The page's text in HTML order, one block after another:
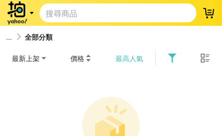
登
全部分類
最新上架 價格 最高人氣